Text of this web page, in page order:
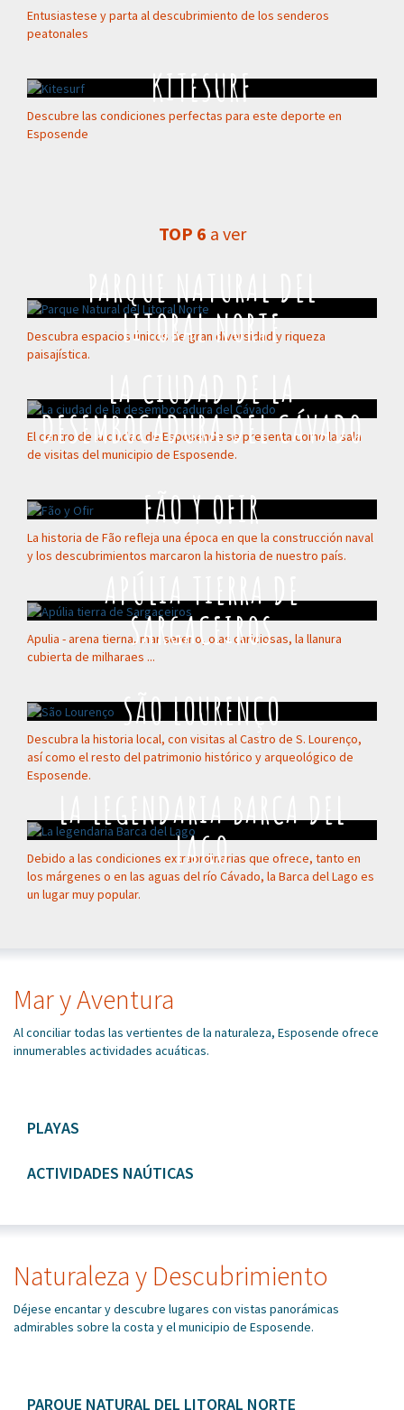
Entusiastese y parta al descubrimiento de los senderos
peatonales
KITESURF
Descubre las condiciones perfectas para este deporte en
Esposende
TOP 6 a ver
PARQUE NATURAL DEL
LITORAL NORTE
Descubra espacios únicos de gran diversidad y riqueza
paisajística.
LA CIUDAD DE LA
DESEMBOCADURA DEL CÁVADO
El centro de la ciudad de Esposende se presenta como la sala
de visitas del municipio de Esposende.
FÃO Y OFIR
La historia de Fão refleja una época en que la construcción naval
y los descubrimientos marcaron la historia de nuestro país.
APÚLIA TIERRA DE
SARGACEIROS
Apulia - arena tierna, mar sereno, olas cariciosas, la llanura
cubierta de milharaes ...
SÃO LOURENÇO
Descubra la historia local, con visitas al Castro de S. Lourenço,
así como el resto del patrimonio histórico y arqueológico de
Esposende.
LA LEGENDARIA BARCA DEL
LAGO
Debido a las condiciones extraordinarias que ofrece, tanto en
los márgenes o en las aguas del río Cávado, la Barca del Lago es
un lugar muy popular.
Mar y Aventura
Al conciliar todas las vertientes de la naturaleza, Esposende ofrece
innumerables actividades acuáticas.
PLAYAS
ACTIVIDADES NAÚTICAS
Naturaleza y Descubrimiento
Déjese encantar y descubre lugares con vistas panorámicas
admirables sobre la costa y el municipio de Esposende.
PARQUE NATURAL DEL LITORAL NORTE